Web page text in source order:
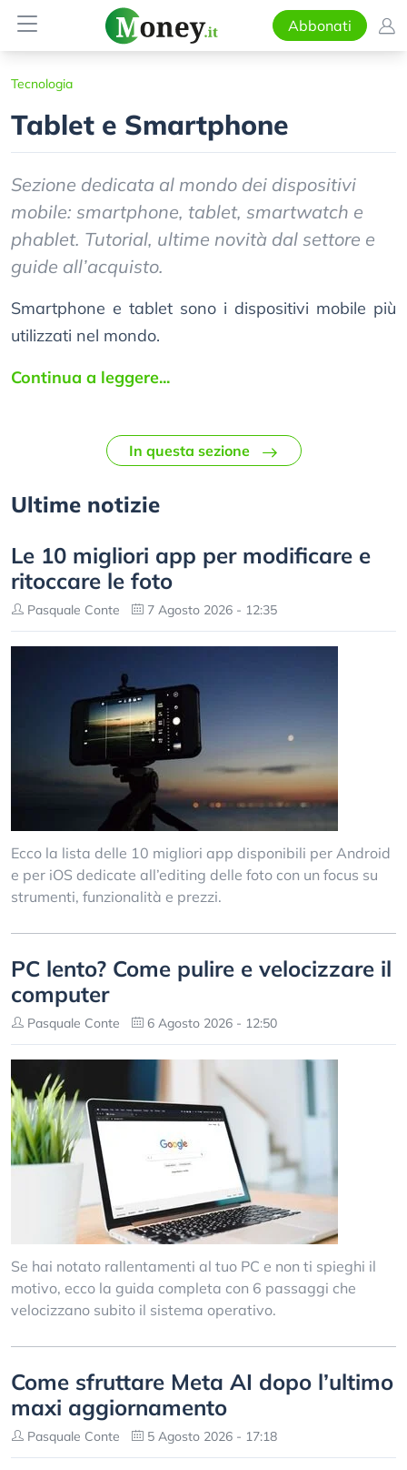
Abbonati
Tecnologia
Tablet e Smartphone
Sezione dedicata al mondo dei dispositivi
mobile: smartphone, tablet, smartwatch e
phablet. Tutorial, ultime novità dal settore e
guide all’acquisto.
Smartphone e tablet sono i dispositivi mobile più
utilizzati nel mondo.
Continua a leggere...
In questa sezione
Ultime notizie
Le 10 migliori app per modificare e
ritoccare le foto
Pasquale Conte 7 Agosto 2026 - 12:35
Ecco la lista delle 10 migliori app disponibili per Android
e per iOS dedicate all’editing delle foto con un focus su
strumenti, funzionalità e prezzi.
PC lento? Come pulire e velocizzare il
computer
Pasquale Conte 6 Agosto 2026 - 12:50
Se hai notato rallentamenti al tuo PC e non ti spieghi il
motivo, ecco la guida completa con 6 passaggi che
velocizzano subito il sistema operativo.
Come sfruttare Meta AI dopo l’ultimo
maxi aggiornamento
Pasquale Conte 5 Agosto 2026 - 17:18